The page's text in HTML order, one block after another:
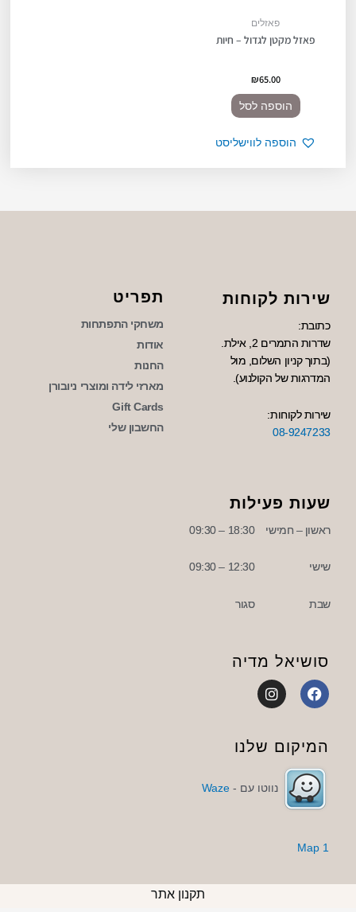
פאזלים
פאזל מקטן לגדול – חיות
₪65.00
הוספה לסל
הוספה לווישליסט
שירות לקוחות
כתובת:
שדרות התמרים 2, אילת.
(בתוך קניון השלום, מול
המדרגות של הקולנוע).
שירות לקוחות:
08-9247233
תפריט
משחקי התפתחות
אודות
החנות
מארזי לידה ומוצרי ניובורן
Gift Cards
החשבון שלי
שעות פעילות
ראשון – חמישי
שישי
שבת
18:30 – 09:30
12:30 – 09:30
סגור
סושיאל מדיה
F
a
b
o
k
I
n
a
a
המיקום שלנו
נווטו עם -Waze
1 Map
תקנון אתר